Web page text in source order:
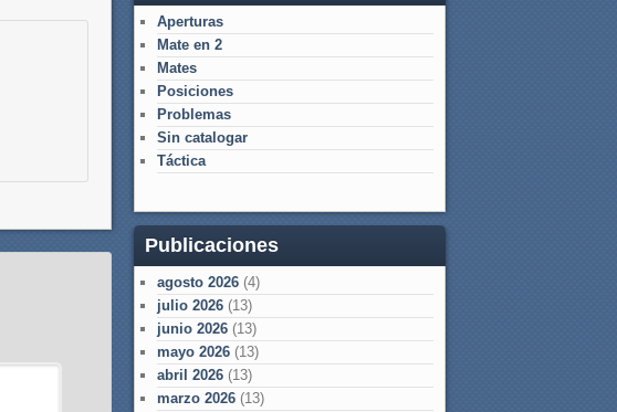
Aperturas
Mate en 2
Mates
Posiciones
Problemas
Sin catalogar
Táctica
Publicaciones
agosto 2026 (4)
julio 2026 (13)
junio 2026 (13)
mayo 2026 (13)
abril 2026 (13)
marzo 2026 (13)